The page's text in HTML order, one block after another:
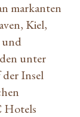
markanten
Kiel,
und
unter
der Insel
Hotels